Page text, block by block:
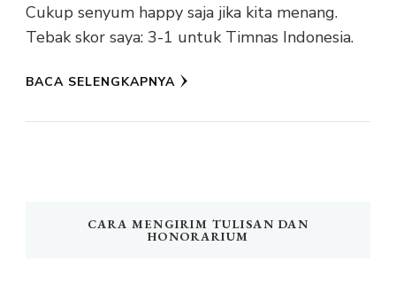
Cukup senyum happy saja jika kita menang.
Tebak skor saya: 3-1 untuk Timnas Indonesia.
BACA SELENGKAPNYA
CARA MENGIRIM TULISAN DAN
HONORARIUM